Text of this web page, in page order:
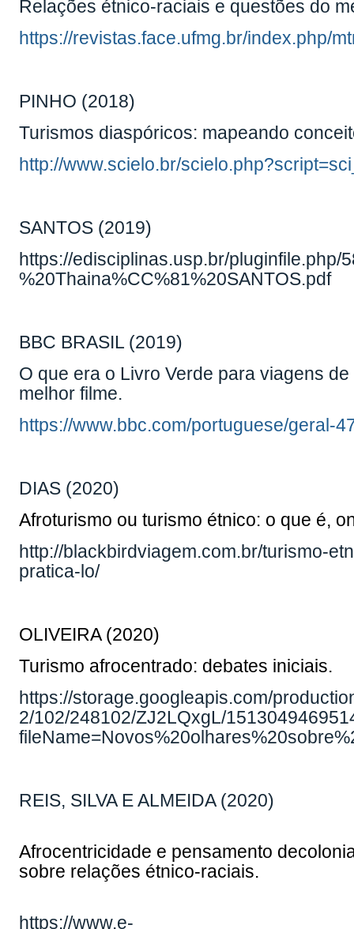
Relações étnico-raciais e questões do
https://revistas.face.ufmg.br/index.php/
PINHO (2018)
Turismos diaspóricos: mapeando
http://www.scielo.br/
SANTOS (2019)
https://edisciplinas.usp.br/
%20Thaina%CC%81%20SANTOS.pdf
BBC BRASIL (2019)
O que era o Livro Verde para viagens
melhor filme.
https://www.bbc.com/portuguese/geral-
DIAS (2020)
Afroturismo ou turismo étnico: o que é,
http://blackbirdviagem.com.br/turismo-
pratica-lo/
OLIVEIRA (2020)
Turismo afrocentrado: debates iniciais.
https://storage.googleapis.com/
2/102/248102/ZJ2LQxgL/
REIS, SILVA E ALMEIDA (2020)
Afrocentricidade e pensamento
sobre relações étnico-raciais.
https://www.e-